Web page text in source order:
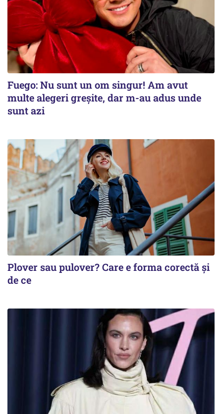
Fuego: Nu sunt un om singur! Am avut
multe alegeri greșite, dar m-au adus unde
sunt azi
Plover sau pulover? Care e forma corectă și
de ce